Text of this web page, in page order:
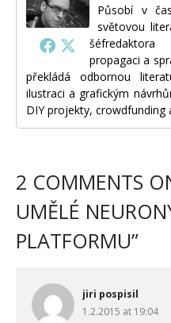
Působí v
světovou
propagaci a
překládá odbornou
ilustraci a grafickým
DIY projekty, crowdfunding
2 COMMENTS
UMĚLÉ
PLATFORMU”
jiri pospisil
1.2.2015 at 19:04